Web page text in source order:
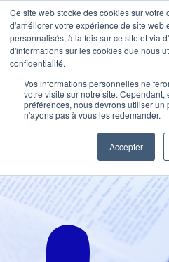
Ce site web stocke des cookies sur
d'améliorer votre expérience de site web
personnalisés, à la fois sur ce site et via
d'informations sur les cookies que nous
confidentialité.
Vos informations personnelles ne
votre visite sur notre site. Cependant,
préférences, nous devrons utiliser un
n'ayons pas à vous les redemander.
Accepter